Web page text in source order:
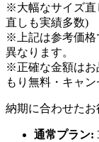
※大幅なサイズ直
直しも実績多数)
※上記は参考価格
異なります。
※正確な金額はお
もり無料・キャン
納期に合わせたお
通常プラン: